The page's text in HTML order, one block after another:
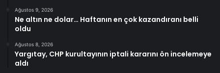
Ağustos 9, 2026
Ne altın ne dolar… Haftanın en çok kazandıranı belli
oldu
Ağustos 8, 2026
Yargıtay, CHP kurultayının iptali kararını ön incelemeye
aldı